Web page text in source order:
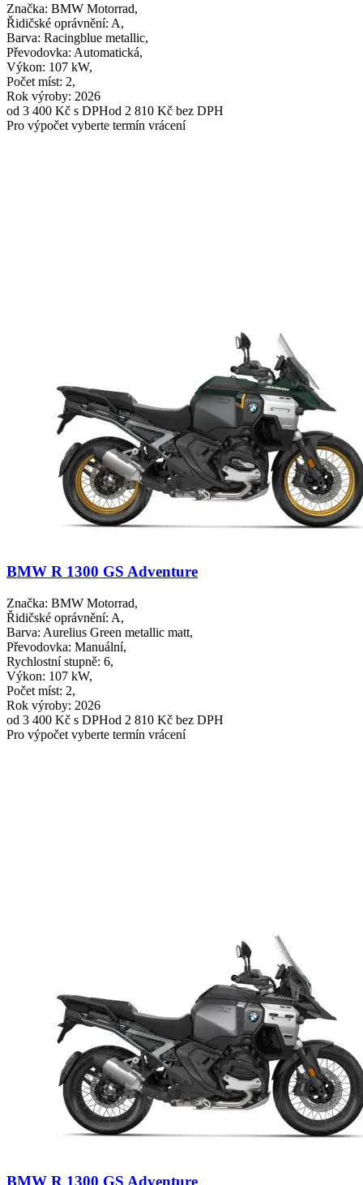
Značka: BMW Motorrad,
Řidičské oprávnění: A,
Barva: Racingblue metallic,
Převodovka: Automatická,
Výkon: 107 kW,
Počet míst: 2,
Rok výroby: 2026
od 3 400 Kč s DPHod 2 810 Kč bez DPH
Pro výpočet vyberte termín vrácení
BMW R 1300 GS Adventure
Značka: BMW Motorrad,
Řidičské oprávnění: A,
Barva: Aurelius Green metallic matt,
Převodovka: Manuální,
Rychlostní stupně: 6,
Výkon: 107 kW,
Počet míst: 2,
Rok výroby: 2026
od 3 400 Kč s DPHod 2 810 Kč bez DPH
Pro výpočet vyberte termín vrácení
BMW R 1300 GS Adventure